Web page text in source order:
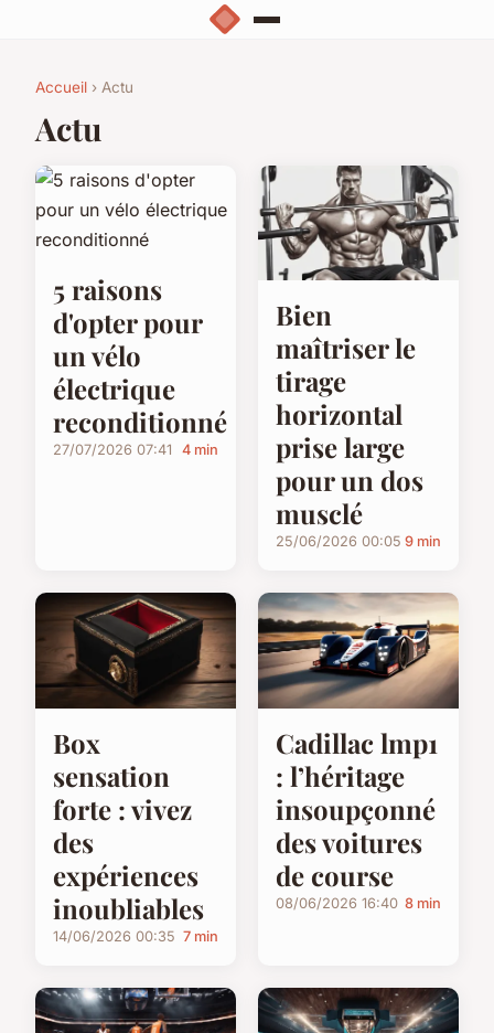
Accueil › Actu
Actu
5 raisons
d'opter pour
un vélo
électrique
reconditionné
27/07/2026 07:41 4 min
Bien
maîtriser le
tirage
horizontal
prise large
pour un dos
musclé
25/06/2026 00:05 9 min
Box
sensation
forte : vivez
des
expériences
inoubliables
14/06/2026 00:35 7 min
Cadillac lmp1
: l’héritage
insoupçonné
des voitures
de course
08/06/2026 16:40 8 min